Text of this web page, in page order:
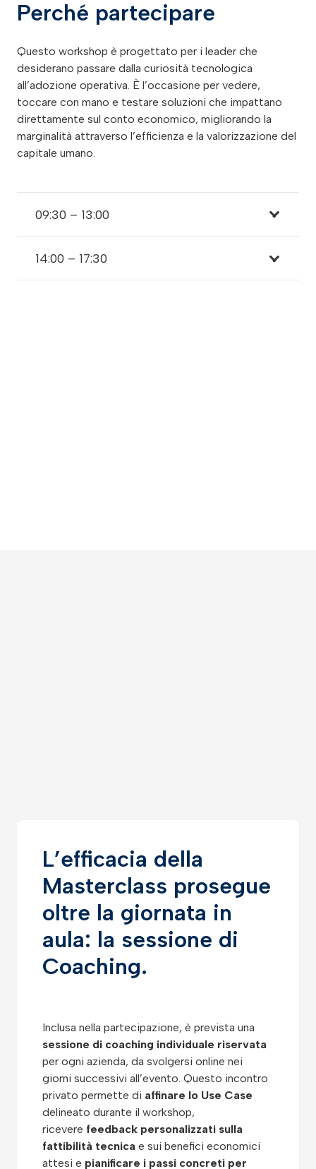
Perché partecipare
Questo workshop è progettato per i leader che
desiderano passare dalla curiosità tecnologica
all’adozione operativa. È l’occasione per vedere,
toccare con mano e testare soluzioni che impattano
direttamente sul conto economico, migliorando la
marginalità attraverso l’efficienza e la valorizzazione del
capitale umano.
09:30 – 13:00
14:00 – 17:30
L’efficacia della
Masterclass prosegue
oltre la giornata in
aula: la sessione di
Coaching.
Inclusa nella partecipazione, è prevista una
sessione di coaching individuale riservata
per ogni azienda, da svolgersi online nei
giorni successivi all’evento. Questo incontro
privato permette di affinare lo Use Case
delineato durante il workshop,
ricevere feedback personalizzati sulla
fattibilità tecnica e sui benefici economici
attesi e pianificare i passi concreti per